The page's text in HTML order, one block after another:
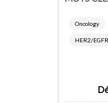
Oncology
HER2/